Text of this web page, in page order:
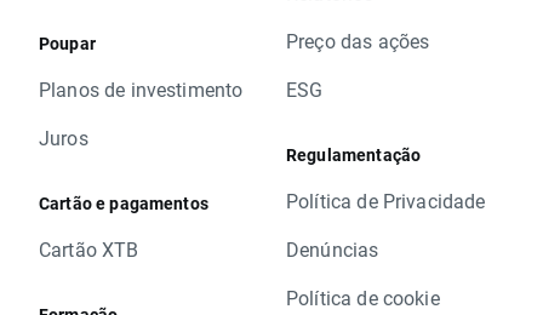
Poupar
Planos de investimento
Juros
Cartão e pagamentos
Cartão XTB
Preço das ações
ESG
Regulamentação
Política de Privacidade
Denúncias
Política de cookie